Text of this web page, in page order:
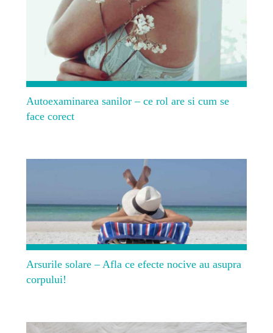
Autoexaminarea sanilor – ce rol are si cum se
face corect
Arsurile solare – Afla ce efecte nocive au asupra
corpului!